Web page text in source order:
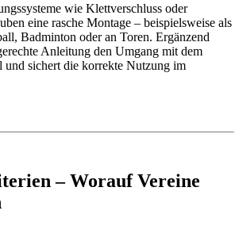
wie Klettverschluss oder
eine rasche Montage – beispielsweise als
Badminton oder an Toren. Ergänzend
Anleitung den Umgang mit dem
sichert die korrekte Nutzung im
– Worauf Vereine